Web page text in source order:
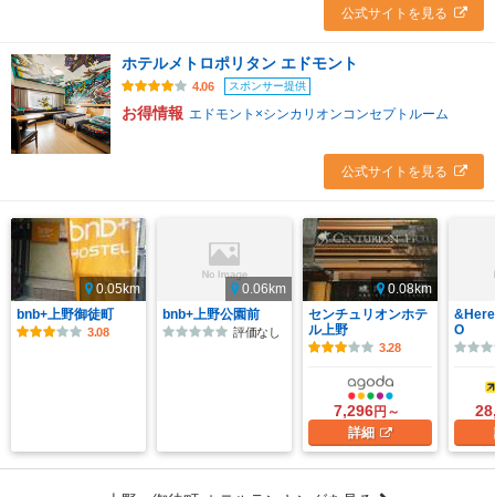
公式サイトを見る
ホテルメトロポリタン エドモント
4.06 スポンサー提供
お得情報 エドモント×シンカリオンコンセプトルーム
公式サイトを見る
0.05km
bnb+上野御徒町
3.08
0.06km
bnb+上野公園前
評価なし
0.08km
センチュリオンホテ
ル上野
3.28
7,296円～
詳細
O